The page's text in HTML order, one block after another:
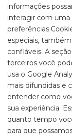
informações
interagir com uma
especiais,
confiáveis. A
terceiros você
usa o Google
mais difundidas e
entender como
sua experiência.
quanto tempo
para que